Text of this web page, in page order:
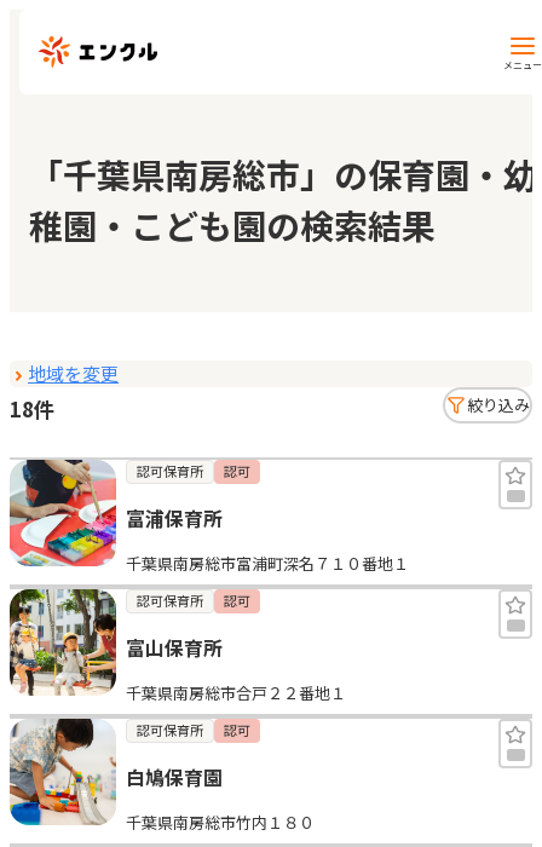
メニュー
保育園・幼稚園を探す
地図から探す
マイページ
お気に入り
見学日記
メッセージ
おすすめの園
エンクルの特徴と活用方法
コラム
お知らせ
「千葉県南房総市」の保育園・幼
稚園・こども園の検索結果
地域を変更
18件 絞り込み
認可保育所 認可
富浦保育所
千葉県南房総市富浦町深名７１０番地１
認可保育所 認可
富山保育所
千葉県南房総市合戸２２番地１
認可保育所 認可
白鳩保育園
千葉県南房総市竹内１８０